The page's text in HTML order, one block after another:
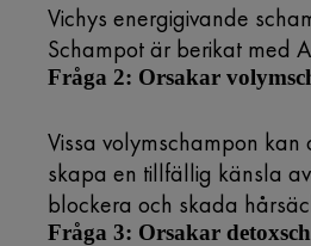
Vichys energigivande
Schampot är berikat med
Fråga 2: Orsakar
Vissa volymschampon
skapa en tillfällig känsla
blockera och skada
Fråga 3: Orsakar